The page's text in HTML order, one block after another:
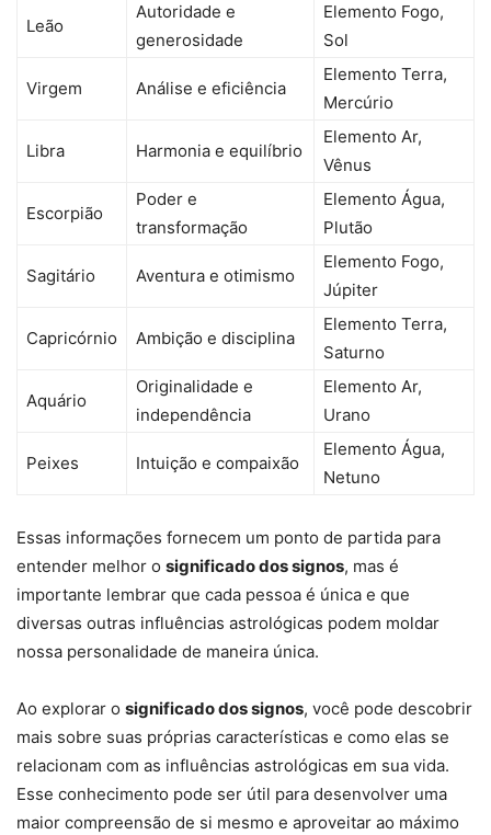
Leão
Autoridade e
generosidade
Elemento Fogo,
Sol
Virgem Análise e eficiência
Elemento Terra,
Mercúrio
Libra Harmonia e equilíbrio
Elemento Ar,
Vênus
Escorpião
Poder e
transformação
Elemento Água,
Plutão
Sagitário Aventura e otimismo
Elemento Fogo,
Júpiter
Capricórnio Ambição e disciplina
Elemento Terra,
Saturno
Aquário
Originalidade e
independência
Elemento Ar,
Urano
Peixes Intuição e compaixão
Elemento Água,
Netuno
Essas informações fornecem um ponto de partida para
entender melhor o significado dos signos, mas é
importante lembrar que cada pessoa é única e que
diversas outras influências astrológicas podem moldar
nossa personalidade de maneira única.
Ao explorar o significado dos signos, você pode descobrir
mais sobre suas próprias características e como elas se
relacionam com as influências astrológicas em sua vida.
Esse conhecimento pode ser útil para desenvolver uma
maior compreensão de si mesmo e aproveitar ao máximo